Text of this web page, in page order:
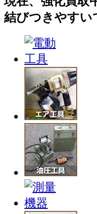
現在、強化買取
結びつきやすい